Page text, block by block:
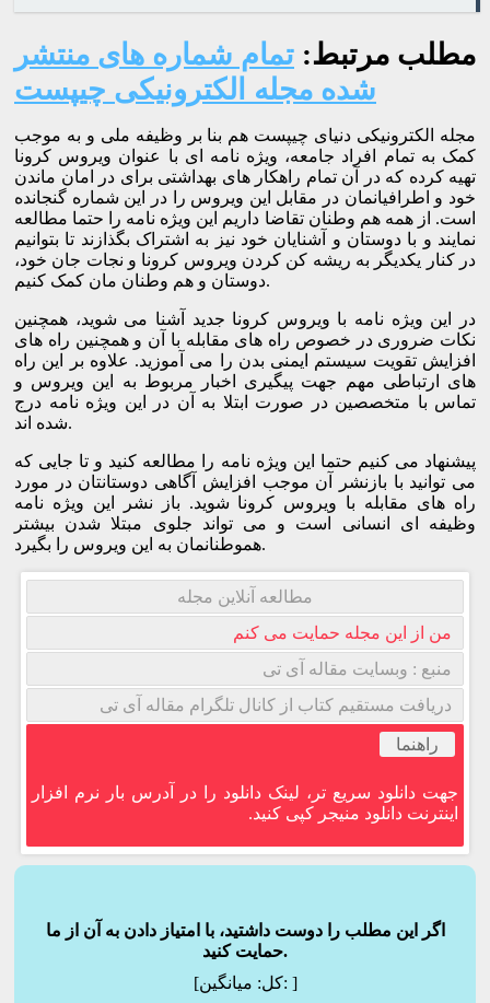
مطلب مرتبط: تمام شماره های منتشر
شده مجله الکترونیکی چیپست
مجله الکترونیکی دنیای چیپست هم بنا بر وظیفه ملی و به موجب
کمک به تمام افراد جامعه، ویژه نامه ای با عنوان ویروس کرونا
تهیه کرده که در آن تمام راهکار های بهداشتی برای در امان ماندن
خود و اطرافیانمان در مقابل این ویروس را در این شماره گنجانده
است. از همه هم وطنان تقاضا داریم این ویژه نامه را حتما مطالعه
نمایند و با دوستان و آشنایان خود نیز به اشتراک بگذازند تا بتوانیم
در کنار یکدیگر به ریشه کن کردن ویروس کرونا و نجات جان خود،
دوستان و هم وطنان مان کمک کنیم.
در این ویژه نامه با ویروس کرونا جدید آشنا می شوید، همچنین
نکات ضروری در خصوص راه های مقابله با آن و همچنین راه های
افزایش تقویت سیستم ایمنی بدن را می آموزید. علاوه بر این راه
های ارتباطی مهم جهت پیگیری اخبار مربوط به این ویروس و
تماس با متخصصین در صورت ابتلا به آن در این ویژه نامه درج
شده اند.
پیشنهاد می کنیم حتما این ویژه نامه را مطالعه کنید و تا جایی که
می توانید با بازنشر آن موجب افزایش آگاهی دوستانتان در مورد
راه های مقابله با ویروس کرونا شوید. باز نشر این ویژه نامه
وظیفه ای انسانی است و می تواند جلوی مبتلا شدن بیشتر
هموطنانمان به این ویروس را بگیرد.
مطالعه آنلاین مجله
من از این مجله حمایت می کنم
منبع : وبسایت مقاله آی تی
دریافت مستقیم کتاب از کانال تلگرام مقاله آی تی
راهنما
جهت دانلود سریع تر، لینک دانلود را در آدرس بار نرم افزار
اینترنت دانلود منیجر کپی کنید.
اگر این مطلب را دوست داشتید، با امتیاز دادن به آن از ما
حمایت کنید.
[کل:میانگین: ]